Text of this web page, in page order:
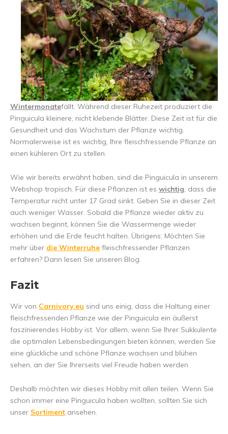
Wintermonatefällt. Während dieser Ruhezeit produziert die
Pinguicula kleinere, nicht klebende Blätter. Diese Zeit ist für die
Gesundheit und das Wachstum der Pflanze wichtig.
Normalerweise ist es wichtig, Ihre fleischfressende Pflanze an
einen kühleren Ort zu stellen.
Wie wir bereits erwähnt haben, sind die Pinguicula in unserem
Webshop tropisch. Für diese Pflanzen ist es wichtig, dass die
Temperatur nicht unter 17 Grad sinkt. Geben Sie in dieser Zeit
auch weniger Wasser. Sobald die Pflanze wieder aktiv zu
wachsen beginnt, können Sie die Wassermenge wieder
erhöhen und die Erde feucht halten. Übrigens: Möchten Sie
mehr über die Winterruhe fleischfressender Pflanzen
erfahren? Dann lesen Sie unseren Blog.
Fazit
Wir von Carnivory.eu sind uns einig, dass die Haltung einer
fleischfressenden Pflanze wie der Pinguicula ein äußerst
faszinierendes Hobby ist. Vor allem, wenn Sie Ihrer Sukkulente
die optimalen Lebensbedingungen bieten können, werden Sie
eine glückliche und schöne Pflanze wachsen und blühen
sehen, an der Sie Ihrerseits viel Freude haben werden.
Deshalb möchten wir dieses Hobby mit allen teilen. Wenn Sie
schon immer eine Pinguicula haben wollten, sollten Sie sich
unser Sortiment ansehen.